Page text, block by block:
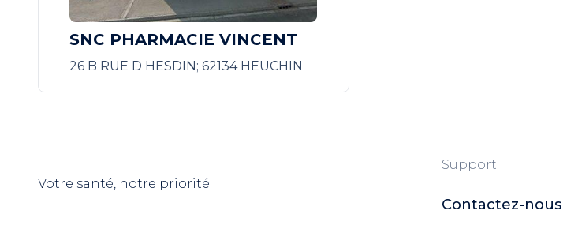
SNC PHARMACIE VINCENT
26 B RUE D HESDIN; 62134 HEUCHIN
Votre santé, notre priorité
Support
Contactez-nous